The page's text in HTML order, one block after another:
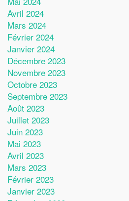
Avril 2024
Mars 2024
Février 2024
Janvier 2024
Décembre 2023
Novembre 2023
Octobre 2023
Septembre 2023
Août 2023
Juillet 2023
Juin 2023
Mai 2023
Avril 2023
Mars 2023
Février 2023
Janvier 2023